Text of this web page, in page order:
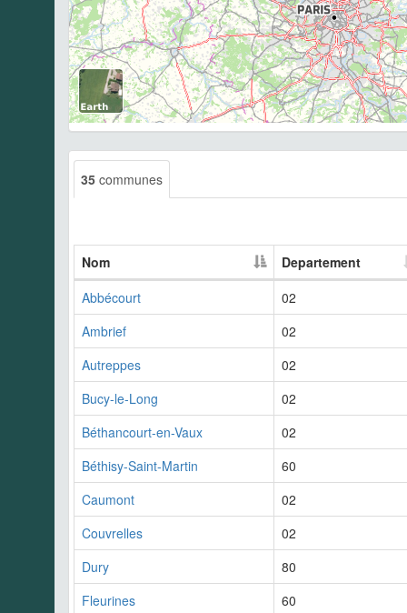
35 communes
Nom
Departement
Abbécourt
02
Ambrief
02
Autreppes
02
Bucy-le-Long
02
Béthancourt-en-Vaux
02
Béthisy-Saint-Martin
60
Caumont
02
Couvrelles
02
Dury
80
Fleurines
60